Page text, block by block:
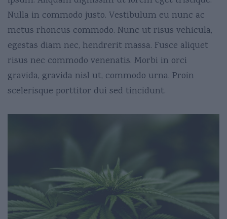
Nulla in commodo justo. Vestibulum eu nunc ac
metus rhoncus commodo. Nunc ut risus vehicula,
egestas diam nec, hendrerit massa. Fusce aliquet
risus nec commodo venenatis. Morbi in orci
gravida, gravida nisl ut, commodo urna. Proin
scelerisque porttitor dui sed tincidunt.